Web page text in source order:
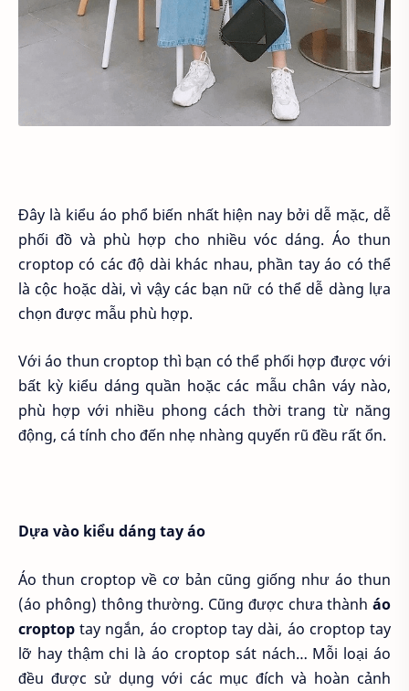
Đây là kiểu áo phổ biến nhất hiện nay bởi dễ mặc, dễ
phối đồ và phù hợp cho nhiều vóc dáng. Áo thun
croptop có các độ dài khác nhau, phần tay áo có thể
là cộc hoặc dài, vì vậy các bạn nữ có thể dễ dàng lựa
chọn được mẫu phù hợp.
Với áo thun croptop thì bạn có thể phối hợp được với
bất kỳ kiểu dáng quần hoặc các mẫu chân váy nào,
phù hợp với nhiều phong cách thời trang từ năng
động, cá tính cho đến nhẹ nhàng quyến rũ đều rất ổn.
Dựa vào kiểu dáng tay áo
Áo thun croptop về cơ bản cũng giống như áo thun
(áo phông) thông thường. Cũng được chưa thành áo
croptop tay ngắn, áo croptop tay dài, áo croptop tay
lỡ hay thậm chi là áo croptop sát nách… Mỗi loại áo
đều được sử dụng với các mục đích và hoàn cảnh